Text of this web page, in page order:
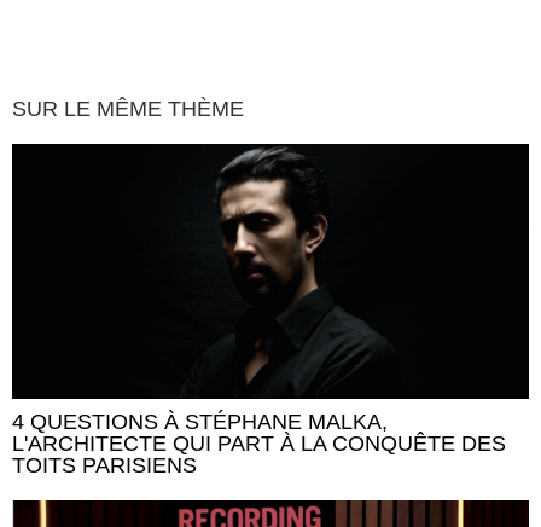
SUR LE MÊME THÈME
4 QUESTIONS À STÉPHANE MALKA,
L'ARCHITECTE QUI PART À LA CONQUÊTE DES
TOITS PARISIENS